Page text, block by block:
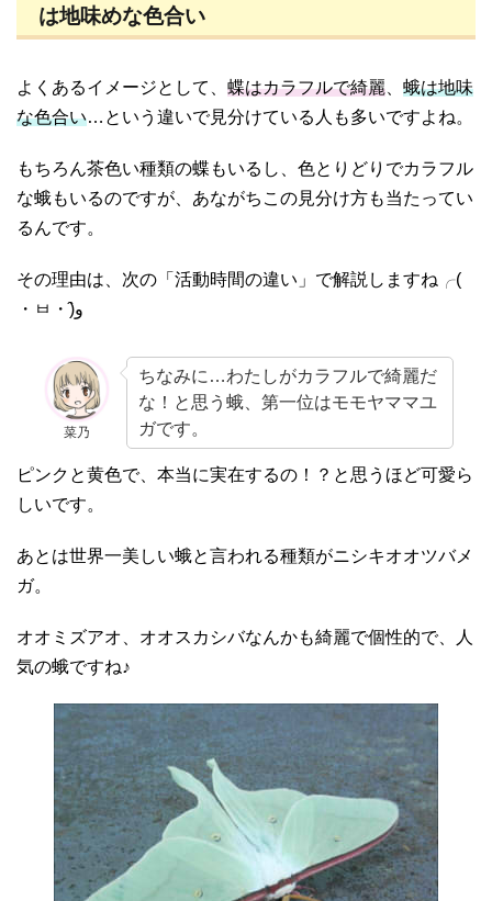
は地味めな色合い
よくあるイメージとして、 蝶はカラフルで綺麗、 蛾は地味
な色合い…という違いで見分けている人も多いですよね。
もちろん茶色い種類の蝶もいるし、色とりどりでカラフル
な蛾もいるのですが、あながちこの見分け方も当たってい
るんです。
その理由は、次の「活動時間の違い」で解説しますね╭(
・ㅂ・)و̑
菜乃
ちなみに…わたしがカラフルで綺麗だ
な！と思う蛾、第一位はモモヤママユ
ガです。
ピンクと黄色で、本当に実在するの！？と思うほど可愛ら
しいです。
あとは世界一美しい蛾と言われる種類がニシキオオツバメ
ガ。
オオミズアオ、オオスカシバなんかも綺麗で個性的で、人
気の蛾ですね♪